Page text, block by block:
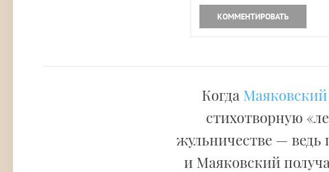
КОММЕНТИРОВАТЬ
Когда Маяковский
стихотворную
жульничестве — ведь
и Маяковский